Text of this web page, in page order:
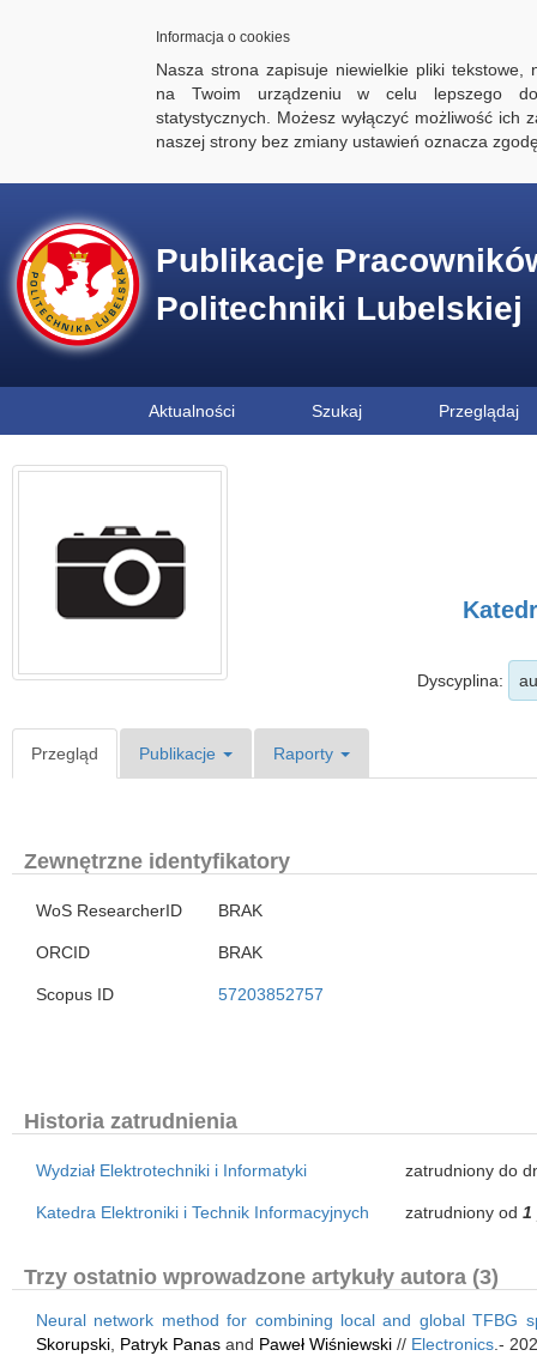
Informacja o cookies
Nasza strona zapisuje niewielkie pliki tekstowe,
na Twoim urządzeniu w celu lepszego
statystycznych. Możesz wyłączyć możliwość ich
naszej strony bez zmiany ustawień oznacza
Publikacje
Politechniki Lubelskiej
Aktualności Szukaj Przeglądaj
Dyscyplina:
Przegląd Publikacje Raporty
Zewnętrzne identyfikatory
WoS ResearcherID BRAK
ORCID BRAK
Scopus ID 57203852757
Historia zatrudnienia
Wydział Elektrotechniki i Informatyki zatrudniony do
Katedra Elektroniki i Technik Informacyjnych zatrudniony od 1
Trzy ostatnio wprowadzone artykuły autora (3)
Neural network method for combining local and global TFBG
Skorupski Patryk Panas and Paweł Wiśniewski // Electronics .-